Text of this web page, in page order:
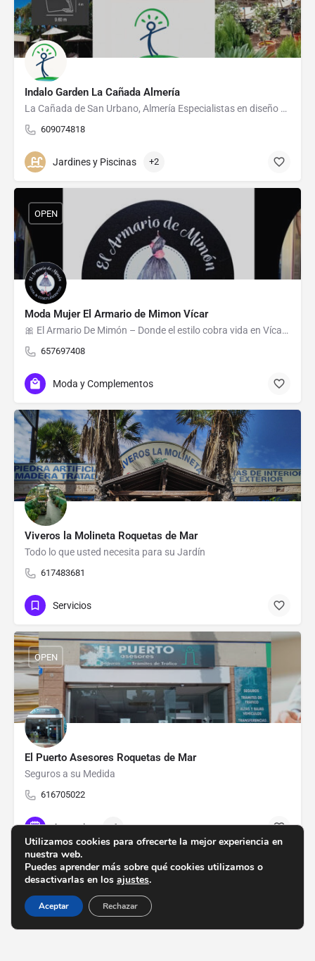
Indalo Garden La Cañada Almería
La Cañada de San Urbano, Almería Especialistas en diseño y construcción de piscinas que combinan…
609074818
Jardines y Piscinas +2
Moda Mujer El Armario de Mimon Vícar
🎀 El Armario De Mimón – Donde el estilo cobra vida en Vícar 🎀 En pleno corazón de La Gangosa, El Armario…
657697408
OPEN
Moda y Complementos
Viveros la Molineta Roquetas de Mar
Todo lo que usted necesita para su Jardín
617483681
Servicios
El Puerto Asesores Roquetas de Mar
Seguros a su Medida
616705022
OPEN
Asesorias +1
Utilizamos cookies para ofrecerte la mejor experiencia en
nuestra web.
Puedes aprender más sobre qué cookies utilizamos o
desactivarlas en los ajustes.
Aceptar Rechazar